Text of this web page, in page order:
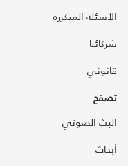
الأسئلة المتكررة
شركائنا
قانوني
تصفح
البث الصوتي
أبحاث